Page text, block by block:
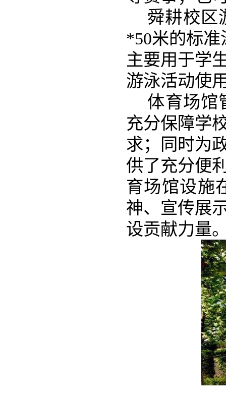
舜耕校区
*50米的标准
主要用于学
游泳活动使
体育场馆
充分保障学
求；同时为
供了充分便
育场馆设施
神、宣传展
设贡献力量